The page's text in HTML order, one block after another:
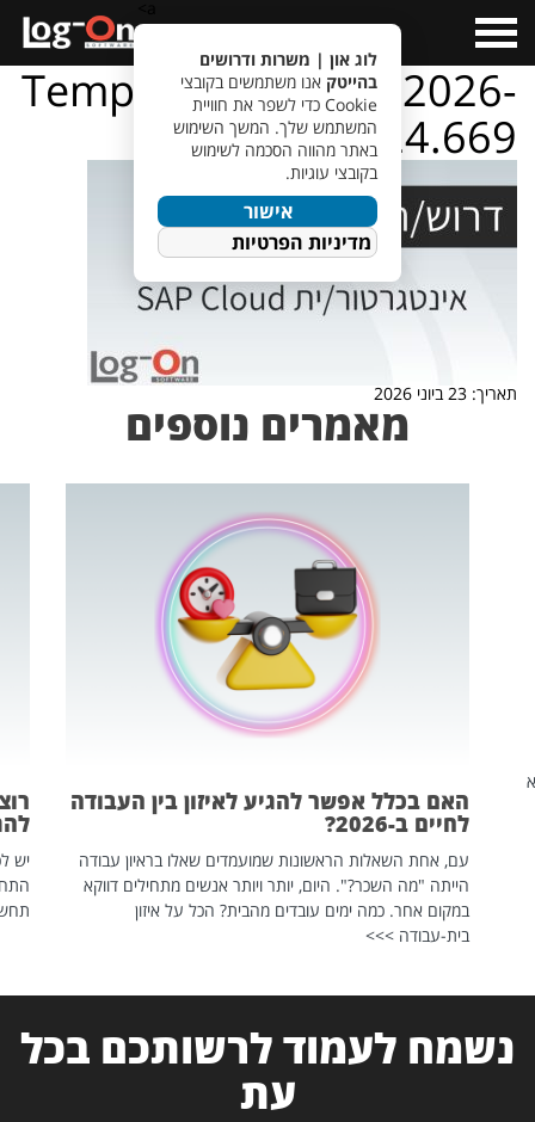
Menu
TempletJobsWeb – 2026-
06-23T102624.669
תאריך: 23 ביוני 2026
מאמרים נוספים
האם בכלל אפשר להגיע לאיזון בין העבודה
לחיים ב-2026?
עם, אחת השאלות הראשונות שמועמדים שאלו בראיון עבודה
הייתה "מה השכר?". היום, יותר ויותר אנשים מתחילים דווקא
במקום אחר. כמה ימים עובדים מהבית? הכל על איזון
בית-עבודה >>>
יש
נשמח לעמוד לרשותכם בכל
עת
לוג און | משרות ודרושים
בהייטק אנו משתמשים בקובצי
Cookie כדי לשפר את חוויית
המשתמש שלך. המשך השימוש
באתר מהווה הסכמה לשימוש
בקובצי עוגיות.
אישור
מדיניות הפרטיות